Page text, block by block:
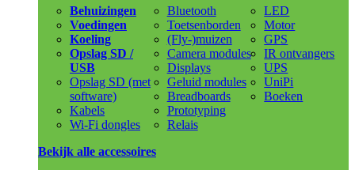
Behuizingen
Voedingen
Koeling
Opslag SD /
USB
Opslag SD (met
software)
Kabels
Wi-Fi dongles
Bluetooth
Toetsenborden
(Fly-)muizen
Camera modules
Displays
Geluid modules
Breadboards
Prototyping
Relais
LED
Motor
GPS
IR ontvangers
UPS
UniPi
Boeken
Bekijk alle accessoires